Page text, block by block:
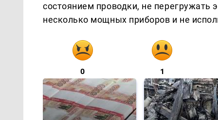
состоянием проводки, не перегружать
несколько мощных приборов и не
0 1